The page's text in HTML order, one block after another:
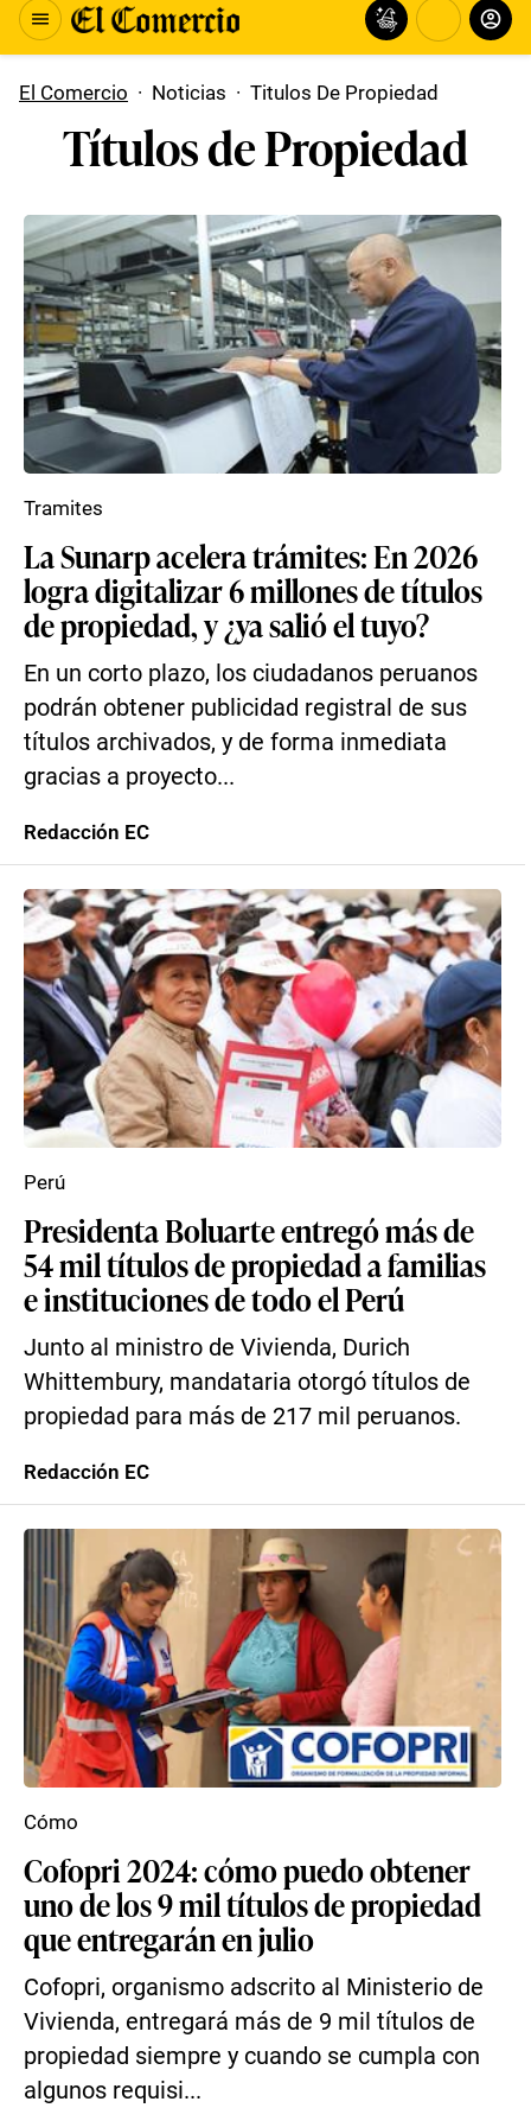
El Comercio · Noticias · Titulos De Propiedad
Títulos de Propiedad
La Sunarp acelera trámites: En 2026
logra digitalizar 6 millones de títulos
de propiedad, y ¿ya salió el tuyo?
En un corto plazo, los ciudadanos peruanos
podrán obtener publicidad registral de sus
títulos archivados, y de forma inmediata
gracias a proyecto...
Tramites
Redacción EC
Presidenta Boluarte entregó más de
54 mil títulos de propiedad a familias
e instituciones de todo el Perú
Junto al ministro de Vivienda, Durich
Whittembury, mandataria otorgó títulos de
propiedad para más de 217 mil peruanos.
Perú
Redacción EC
Cofopri 2024: cómo puedo obtener
uno de los 9 mil títulos de propiedad
que entregarán en julio
Cofopri, organismo adscrito al Ministerio de
Vivienda, entregará más de 9 mil títulos de
propiedad siempre y cuando se cumpla con
algunos requisi...
Cómo